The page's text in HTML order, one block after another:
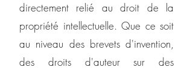
directement relié au droit de la
propriété intellectuelle. Que ce soit
au niveau des brevets d'invention,
des droits d'auteur sur des